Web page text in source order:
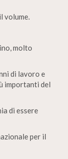
volume.
molto
di lavoro e
importanti del
di essere
per il